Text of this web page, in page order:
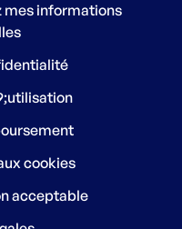
mes informations
cookies
acceptable